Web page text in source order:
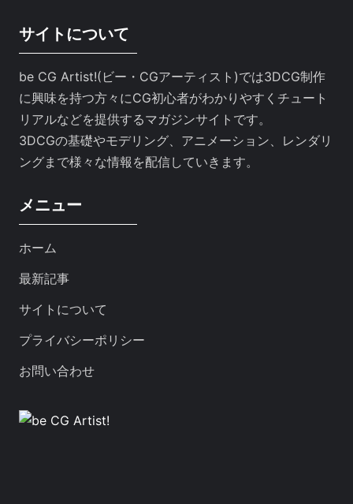
サイトについて
be CG Artist!(ビー・CGアーティスト)では3DCG制作
に興味を持つ方々にCG初心者がわかりやすくチュート
リアルなどを提供するマガジンサイトです。
3DCGの基礎やモデリング、アニメーション、レンダリ
ングまで様々な情報を配信していきます。
メニュー
ホーム
最新記事
サイトについて
プライバシーポリシー
お問い合わせ